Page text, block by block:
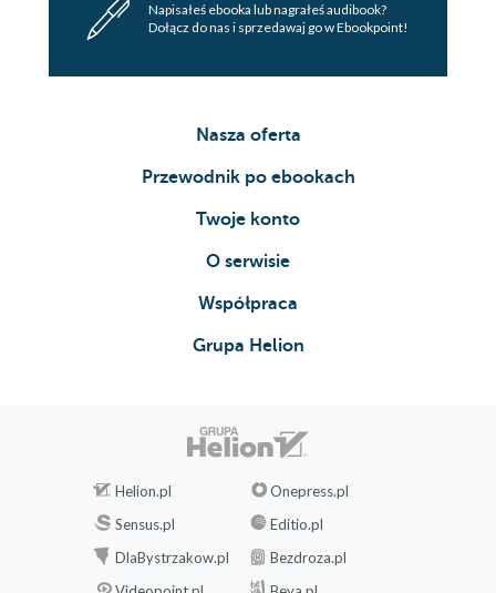
Napisałeś ebooka lub nagrałeś audibook?
Dołącz do nas i sprzedawaj go w Ebookpoint!
Nasza oferta
Przewodnik po ebookach
Twoje konto
O serwisie
Współpraca
Grupa Helion
Helion.pl
Onepress.pl
Sensus.pl
Editio.pl
DlaBystrzakow.pl
Bezdroza.pl